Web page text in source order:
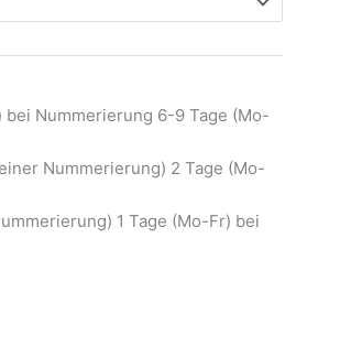
Nummerierung 6-9 Tage (Mo-
Nummerierung) 2 Tage (Mo-
1 Tage (Mo-Fr) bei